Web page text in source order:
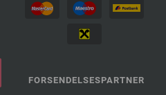
FORSENDELSESPARTNER